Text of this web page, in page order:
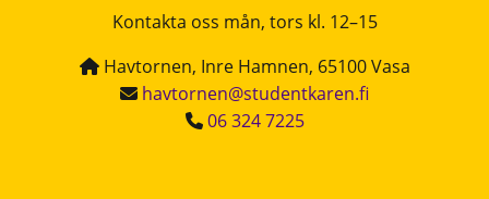
Kontakta oss mån, tors kl. 12–15
Havtornen, Inre Hamnen, 65100 Vasa
havtornen@studentkaren.fi
06 324 7225